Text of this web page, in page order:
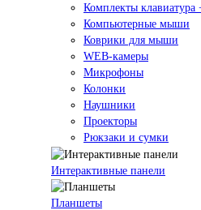
Комплекты
Компьютерные мыши
Коврики для мыши
WEB-камеры
Микрофоны
Колонки
Наушники
Проекторы
Рюкзаки и сумки
Интерактивные панели
Планшеты